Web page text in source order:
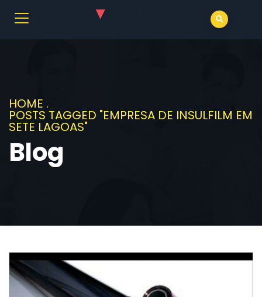
HOME .
POSTS TAGGED "EMPRESA DE INSULFILM EM
SETE LAGOAS"
Blog